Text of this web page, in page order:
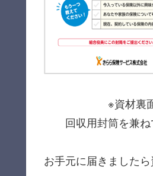
※資材裏
回収用封筒を兼ね
お手元に届きました